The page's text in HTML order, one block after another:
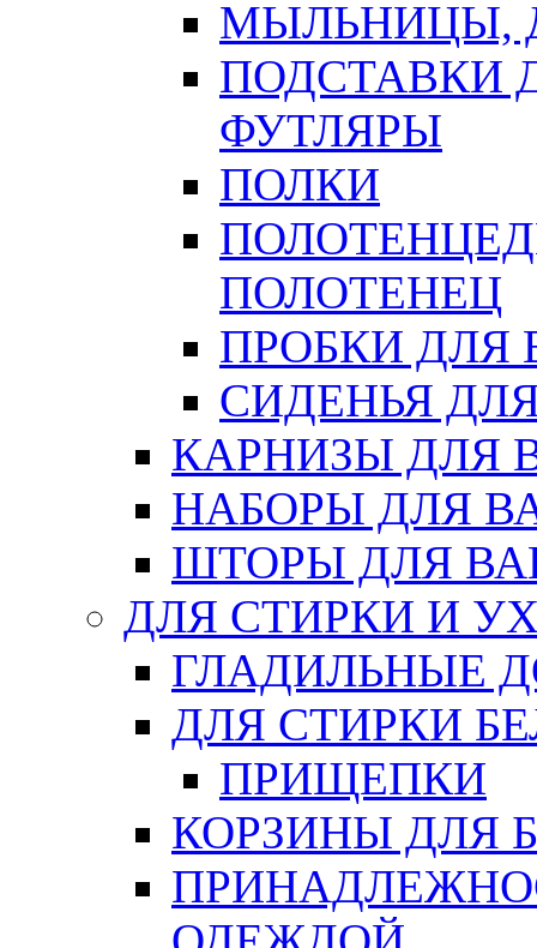
МЫЛЬНИЦЫ,
ПОДСТАВКИ
ФУТЛЯРЫ
ПОЛКИ
ПОЛОТЕНЕЦ
ПРОБКИ ДЛЯ
СИДЕНЬЯ
КАРНИЗЫ ДЛЯ
НАБОРЫ ДЛЯ
ШТОРЫ ДЛЯ
ДЛЯ СТИРКИ И
ГЛАДИЛЬНЫЕ
ДЛЯ СТИРКИ
ПРИЩЕПКИ
КОРЗИНЫ ДЛЯ